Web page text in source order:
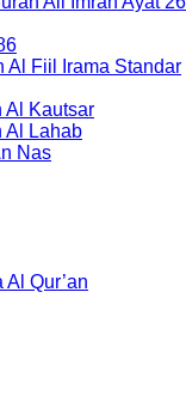
Al Fiil Irama Standar
Al Kautsar
Al Lahab
Nas
Qur’an